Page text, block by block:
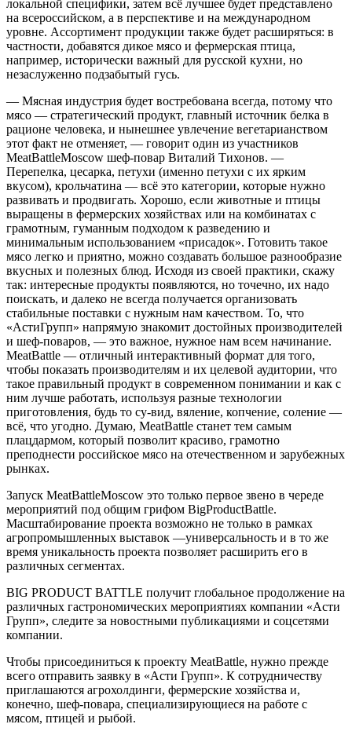
локальной специфики, затем всё лучшее будет представлено
на всероссийском, а в перспективе и на международном
уровне. Ассортимент продукции также будет расширяться: в
частности, добавятся дикое мясо и фермерская птица,
например, исторически важный для русской кухни, но
незаслуженно подзабытый гусь.
— Мясная индустрия будет востребована всегда, потому что
мясо — стратегический продукт, главный источник белка в
рационе человека, и нынешнее увлечение вегетарианством
этот факт не отменяет, — говорит один из участников
MeatBattleMoscow шеф-повар Виталий Тихонов. —
Перепелка, цесарка, петухи (именно петухи с их ярким
вкусом), крольчатина — всё это категории, которые нужно
развивать и продвигать. Хорошо, если животные и птицы
выращены в фермерских хозяйствах или на комбинатах с
грамотным, гуманным подходом к разведению и
минимальным использованием «присадок». Готовить такое
мясо легко и приятно, можно создавать большое разнообразие
вкусных и полезных блюд. Исходя из своей практики, скажу
так: интересные продукты появляются, но точечно, их надо
поискать, и далеко не всегда получается организовать
стабильные поставки с нужным нам качеством. То, что
«АстиГрупп» напрямую знакомит достойных производителей
и шеф-поваров, — это важное, нужное нам всем начинание.
MeatBattle — отличный интерактивный формат для того,
чтобы показать производителям и их целевой аудитории, что
такое правильный продукт в современном понимании и как с
ним лучше работать, используя разные технологии
приготовления, будь то су-вид, вяление, копчение, соление —
всё, что угодно. Думаю, MeatBattle станет тем самым
плацдармом, который позволит красиво, грамотно
преподнести российское мясо на отечественном и зарубежных
рынках.
Запуск MeatBattleMoscow это только первое звено в череде
мероприятий под общим грифом BigProductBattle.
Масштабирование проекта возможно не только в рамках
агропромышленных выставок —универсальность и в то же
время уникальность проекта позволяет расширить его в
различных сегментах.
BIG PRODUCT BATTLE получит глобальное продолжение на
различных гастрономических мероприятиях компании «Асти
Групп», следите за новостными публикациями и соцсетями
компании.
Чтобы присоединиться к проекту MeatBattle, нужно прежде
всего отправить заявку в «Асти Групп». К сотрудничеству
приглашаются агрохолдинги, фермерские хозяйства и,
конечно, шеф-повара, специализирующиеся на работе с
мясом, птицей и рыбой.